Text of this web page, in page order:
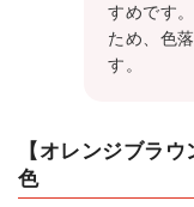
すめです
ため、色
す。
【オレンジブラ
色